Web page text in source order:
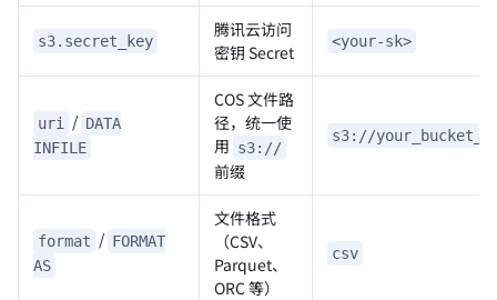
s3.secret_key
腾讯云访问
密钥 Secret
<your-sk>
uri / DATA
INFILE
COS 文件路
径，统一使
用 s3://
前缀
s3://
format / FORMAT
AS
文件格式
（CSV、
Parquet、
ORC 等）
csv